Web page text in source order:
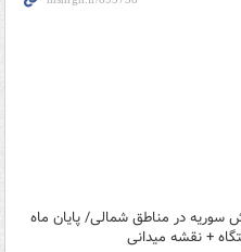
در مناطق شمالی/ پایان ماه
+ نقشه میدانی